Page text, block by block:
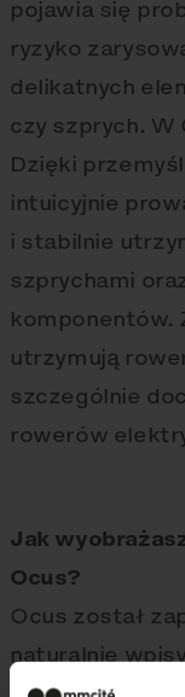
pojawia się
ryzyko
delikatnych
czy szprych. W
Dzięki
intuicyjnie
i stabilnie
szprychami
komponentów.
utrzymują
szczególnie
rowerów
Jak
Ocus?
Ocus został
naturalnie